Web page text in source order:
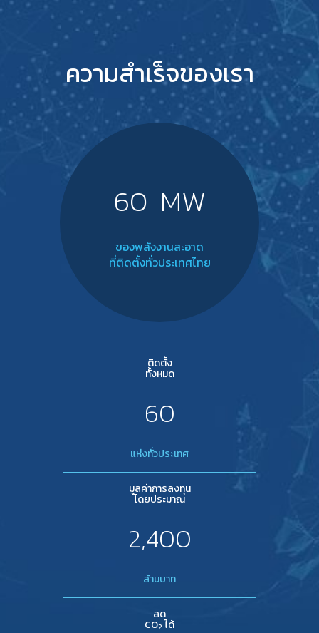
ความสำเร็จของเรา
60 MW
ของพลังงานสะอาด
ที่ติดตั้งทั่วประเทศไทย
ติดตั้ง
ทั้งหมด
60
แห่งทั่วประเทศ
มูลค่าการลงทุน
โดยประมาณ
2,400
ล้านบาท
ลด
CO2 ได้